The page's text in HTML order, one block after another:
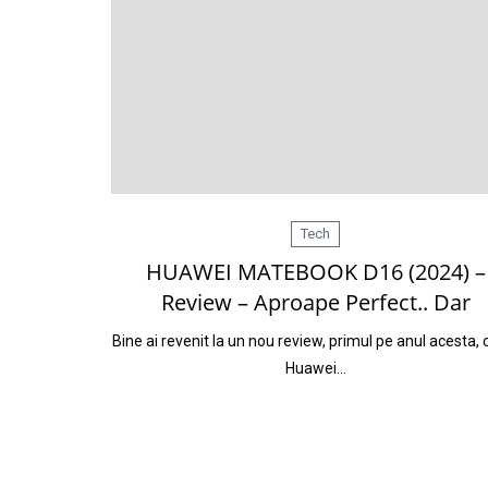
Tech
HUAWEI MATEBOOK D16 (2024) –
Review – Aproape Perfect.. Dar
Bine ai revenit la un nou review, primul pe anul acesta,
Huawei…